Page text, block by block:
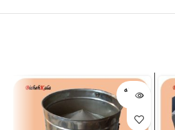
فروخته
شده